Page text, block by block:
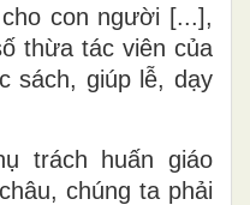
con người [...],
thừa tác viên của
sách, giúp lễ, dạy
trách huấn giáo
chúng ta phải